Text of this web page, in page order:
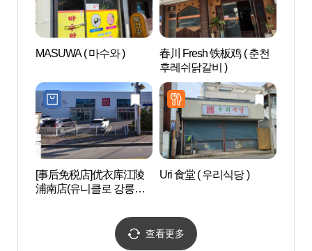
MASUWA ( 마수와 )
春川 Fresh 铁板鸡 ( 춘천
후레쉬닭갈비 )
[事后免税店]优衣库江陵
浦南店(유니클로 강릉포
Uri 食堂 ( 우리식당 )
查看更多